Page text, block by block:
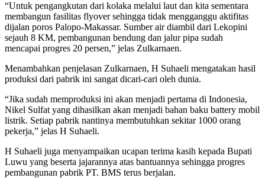
“Untuk pengangkutan dari kolaka melalui laut dan kita sementara
membangun fasilitas flyover sehingga tidak mengganggu aktifitas
dijalan poros Palopo-Makassar. Sumber air diambil dari Lekopini
sejauh 8 KM, pembangunan bendung dan jalur pipa sudah
mencapai progres 20 persen,” jelas Zulkarnaen.
Menambahkan penjelasan Zulkarnaen, H Suhaeli mengatakan hasil
produksi dari pabrik ini sangat dicari-cari oleh dunia.
“Jika sudah memproduksi ini akan menjadi pertama di Indonesia,
Nikel Sulfat yang dihasilkan akan menjadi bahan baku battery mobil
listrik. Setiap pabrik nantinya membutuhkan sekitar 1000 orang
pekerja,” jelas H Suhaeli.
H Suhaeli juga menyampaikan ucapan terima kasih kepada Bupati
Luwu yang beserta jajarannya atas bantuannya sehingga progres
pembangunan pabrik PT. BMS terus berjalan.